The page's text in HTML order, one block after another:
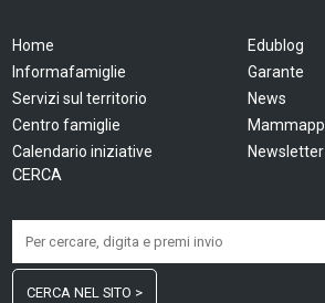
Home
Informafamiglie
Servizi sul territorio
Centro famiglie
Calendario iniziative
Edublog
Garante
News
Mammapp
Newsletter
CERCA
CERCA NEL SITO >